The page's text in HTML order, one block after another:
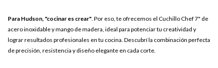
Para Hudson, "cocinar es crear". Por eso, te ofrecemos el Cuchillo Chef 7" de
acero inoxidable y mango de madera, ideal para potenciar tu creatividad y
lograr resultados profesionales en tu cocina. Descubrí la combinación perfecta
de precisión, resistencia y diseño elegante en cada corte.